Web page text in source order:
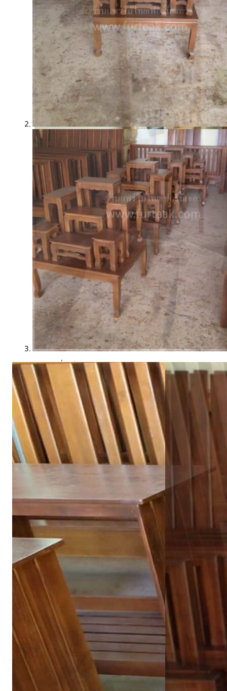
อ่านต่อ
เกี่ยวกับเรา (ABOUT US)
ประวัติแพร่ไม้ไทย (COMPANY BACKGROUND)
ลูกค้าและพาร์ทเนอร์ (OUR CUSTOMERS)
โรงงานแพร่ไม้ไทย (FACTORY)
ผลงาน (ACHIVEMENT)
รีวิวลูกค้า (REVIEW)
ข่าวสารและบทความ (ARTICLE)
ติดต่อเรา (CONTACT)
คำถามที่พบบ่อย (FAQ)
English
ไทย